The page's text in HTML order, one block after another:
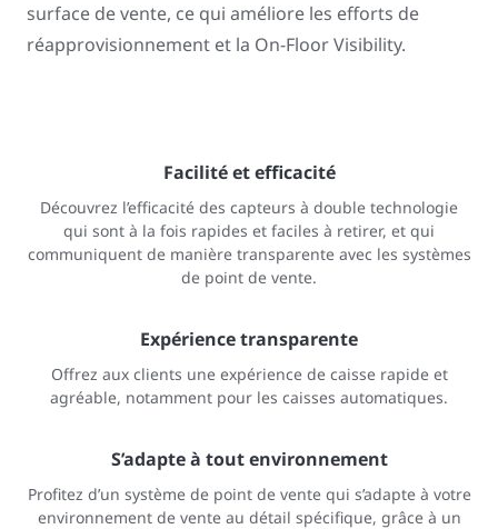
surface de vente, ce qui améliore les efforts de
réapprovisionnement et la On-Floor Visibility.
Facilité et efficacité
Découvrez l’efficacité des capteurs à double technologie
qui sont à la fois rapides et faciles à retirer, et qui
communiquent de manière transparente avec les systèmes
de point de vente.
Expérience transparente
Offrez aux clients une expérience de caisse rapide et
agréable, notamment pour les caisses automatiques.
S’adapte à tout environnement
Profitez d’un système de point de vente qui s’adapte à votre
environnement de vente au détail spécifique, grâce à un